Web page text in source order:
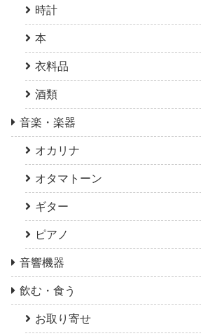
時計
本
衣料品
酒類
音楽・楽器
オカリナ
オタマトーン
ギター
ピアノ
音響機器
飲む・食う
お取り寄せ